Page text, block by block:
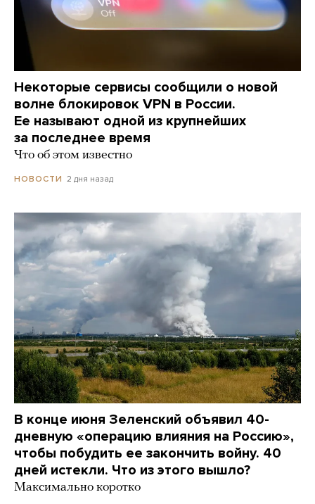
Некоторые сервисы сообщили о новой
волне блокировок VPN в России.
Ее называют одной из крупнейших
за последнее время
Что об этом известно
НОВОСТИ 2 дня назад
В конце июня Зеленский объявил 40-
дневную «операцию влияния на Россию»,
чтобы побудить ее закончить войну. 40
дней истекли. Что из этого вышло?
Максимально коротко